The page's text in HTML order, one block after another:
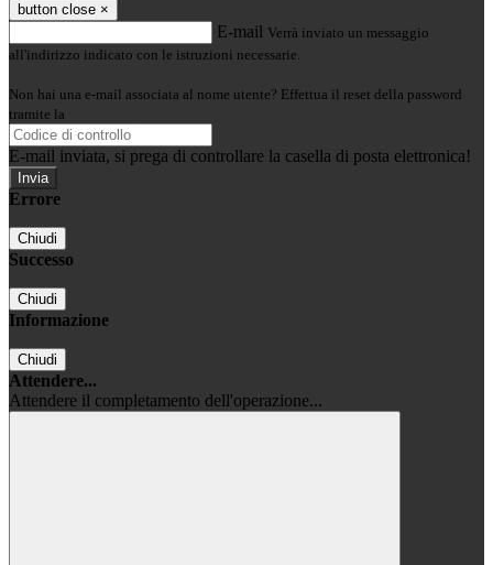
button close ×
E-mail Verrà inviato un messaggio
all'indirizzo indicato con le istruzioni necessarie.
Non hai una e-mail associata al nome utente? Effettua il reset della password
tramite la
E-mail inviata, si prega di controllare la casella di posta elettronica!
Errore
Chiudi
Successo
Chiudi
Informazione
Chiudi
Attendere...
Attendere il completamento dell'operazione...